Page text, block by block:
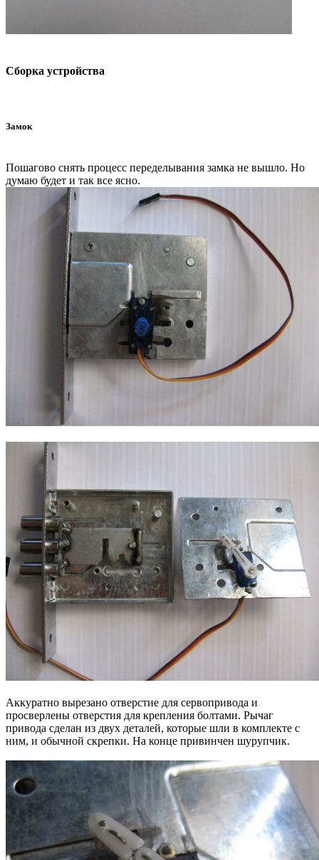
Сборка устройства
Замок
Пошагово снять процесс переделывания замка не вышло. Но
думаю будет и так все ясно.
Аккуратно вырезано отверстие для сервопривода и
просверлены отверстия для крепления болтами. Рычаг
привода сделан из двух деталей, которые шли в комплекте с
ним, и обычной скрепки. На конце привинчен шурупчик.